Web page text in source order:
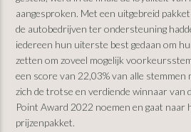
aangesproken. Met een uitgebreid
de autobedrijven ter ondersteuning
iedereen hun uiterste best gedaan om
zetten om zoveel mogelijk
een score van 22,03% van alle
zich de trotse en verdiende winnaar van
Point Award 2022 noemen en gaat naar
prijzenpakket.